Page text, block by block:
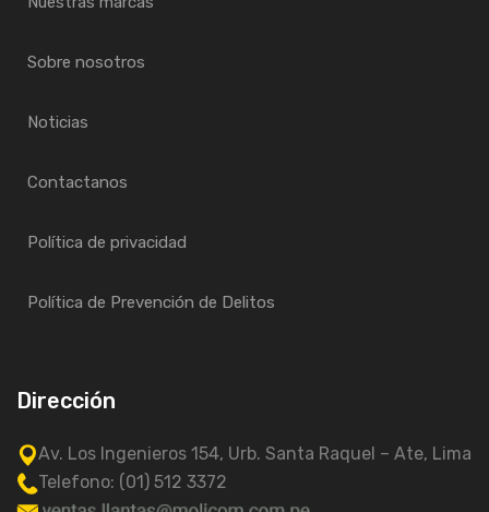
Sobre nosotros
Noticias
Contactanos
Política de privacidad
Política de Prevención de Delitos
Dirección
Av. Los Ingenieros 154, Urb. Santa Raquel – Ate, Lima
Telefono: (01) 512 3372